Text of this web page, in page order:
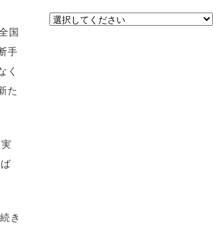
国
手
く
た
き